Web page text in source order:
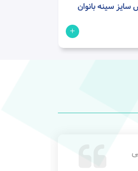
سایز سینه بانوان
+
| فوق تخصص